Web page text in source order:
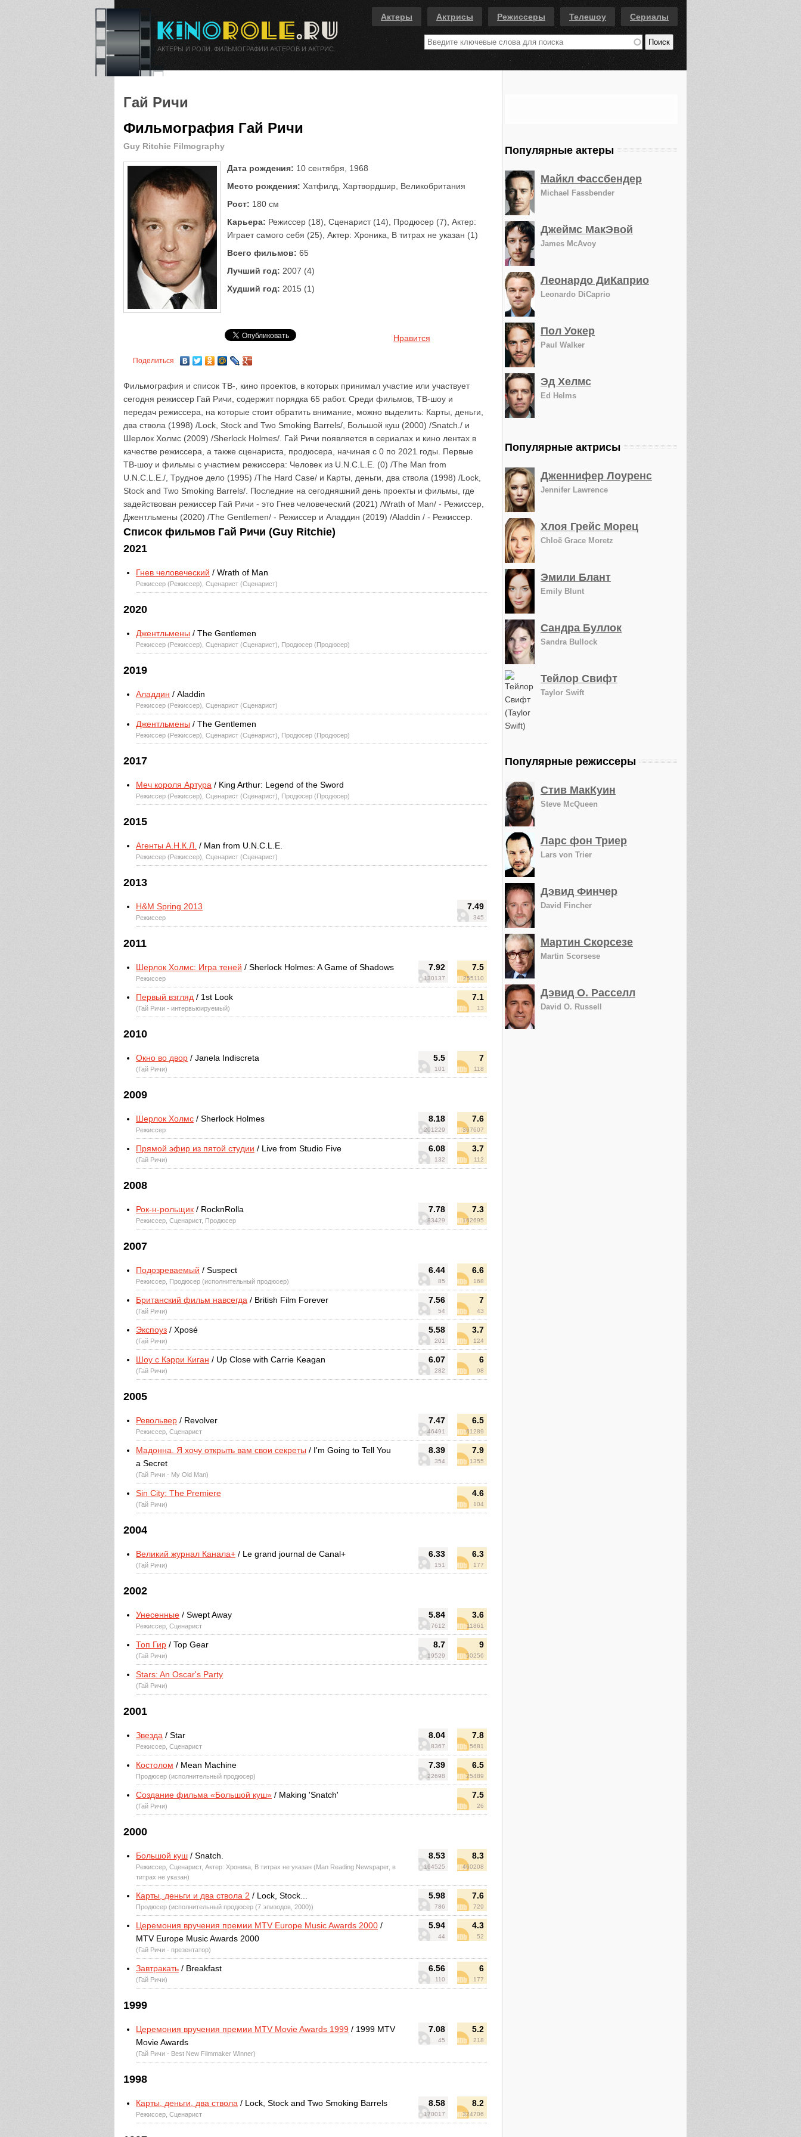
Актеры Актрисы Режиссеры Телешоу Сериалы
Гай Ричи
Фильмография Гай Ричи
Guy Ritchie Filmography
Дата рождения: 10 сентября, 1968
Место рождения: Хатфилд, Хартвордшир, Великобритания
Рост: 180 см
Карьера: Режиссер (18), Сценарист (14), Продюсер (7), Актер:
Играет самого себя (25), Актер: Хроника, В титрах не указан (1)
Всего фильмов: 65
Лучший год: 2007 (4)
Худший год: 2015 (1)
Нравится
Поделиться
Фильмография и список ТВ-, кино проектов, в которых принимал участие или участвует
сегодня режиссер Гай Ричи, содержит порядка 65 работ. Среди фильмов, ТВ-шоу и
передач режиссера, на которые стоит обратить внимание, можно выделить: Карты, деньги,
два ствола (1998) /Lock, Stock and Two Smoking Barrels/, Большой куш (2000) /Snatch./ и
Шерлок Холмс (2009) /Sherlock Holmes/. Гай Ричи появляется в сериалах и кино лентах в
качестве режиссера, а также сценариста, продюсера, начиная с 0 по 2021 годы. Первые
ТВ-шоу и фильмы с участием режиссера: Человек из U.N.C.L.E. (0) /The Man from
U.N.C.L.E./, Трудное дело (1995) /The Hard Case/ и Карты, деньги, два ствола (1998) /Lock,
Stock and Two Smoking Barrels/. Последние на сегодняшний день проекты и фильмы, где
задействован режиссер Гай Ричи - это Гнев человеческий (2021) /Wrath of Man/ - Режиссер,
Джентльмены (2020) /The Gentlemen/ - Режиссер и Аладдин (2019) /Aladdin / - Режиссер.
Список фильмов Гай Ричи (Guy Ritchie)
2021
Гнев человеческий / Wrath of Man
Режиссер (Режиссер), Сценарист (Сценарист)
2020
Джентльмены / The Gentlemen
Режиссер (Режиссер), Сценарист (Сценарист), Продюсер (Продюсер)
2019
Аладдин / Aladdin
Режиссер (Режиссер), Сценарист (Сценарист)
Джентльмены / The Gentlemen
Режиссер (Режиссер), Сценарист (Сценарист), Продюсер (Продюсер)
2017
Меч короля Артура / King Arthur: Legend of the Sword
Режиссер (Режиссер), Сценарист (Сценарист), Продюсер (Продюсер)
2015
Агенты А.Н.К.Л. / Man from U.N.C.L.E.
Режиссер (Режиссер), Сценарист (Сценарист)
2013
7.49
345
H&M Spring 2013
Режиссер
2011
7.92
130137
7.5
255110
Шерлок Холмс: Игра теней / Sherlock Holmes: A Game of Shadows
Режиссер
7.1
13
Первый взгляд / 1st Look
(Гай Ричи - интервьюируемый)
2010
5.5
101
7
118
Окно во двор / Janela Indiscreta
(Гай Ричи)
2009
8.18
201229
7.6
367607
Шерлок Холмс / Sherlock Holmes
Режиссер
6.08
132
3.7
112
Прямой эфир из пятой студии / Live from Studio Five
(Гай Ричи)
2008
7.78
83429
7.3
162695
Рок-н-рольщик / RocknRolla
Режиссер, Сценарист, Продюсер
2007
6.44
85
6.6
168
Подозреваемый / Suspect
Режиссер, Продюсер (исполнительный продюсер)
7.56
54
7
43
Британский фильм навсегда / British Film Forever
(Гай Ричи)
5.58
201
3.7
124
Экспоуз / Xposé
(Гай Ричи)
6.07
282
6
98
Шоу с Кэрри Киган / Up Close with Carrie Keagan
(Гай Ричи)
2005
7.47
46491
6.5
61289
Револьвер / Revolver
Режиссер, Сценарист
8.39
354
7.9
1355
Мадонна. Я хочу открыть вам свои секреты / I'm Going to Tell You
a Secret
(Гай Ричи - My Old Man)
4.6
104
Sin City: The Premiere
(Гай Ричи)
2004
6.33
151
6.3
177
Великий журнал Канала+ / Le grand journal de Canal+
(Гай Ричи)
2002
5.84
7612
3.6
11861
Унесенные / Swept Away
Режиссер, Сценарист
8.7
19529
9
50256
Топ Гир / Top Gear
(Гай Ричи)
Stars: An Oscar's Party
(Гай Ричи)
2001
8.04
8367
7.8
5681
Звезда / Star
Режиссер, Сценарист
7.39
22698
6.5
25489
Костолом / Mean Machine
Продюсер (исполнительный продюсер)
7.5
26
Создание фильма «Большой куш» / Making 'Snatch'
(Гай Ричи)
2000
8.53
164525
8.3
460208
Большой куш / Snatch.
Режиссер, Сценарист, Актер: Хроника, В титрах не указан (Man Reading Newspaper, в
титрах не указан)
5.98
786
7.6
729
Карты, деньги и два ствола 2 / Lock, Stock...
Продюсер (исполнительный продюсер (7 эпизодов, 2000))
5.94
44
4.3
52
Церемония вручения премии MTV Europe Music Awards 2000 /
MTV Europe Music Awards 2000
(Гай Ричи - презентатор)
6.56
110
6
177
Завтракать / Breakfast
(Гай Ричи)
1999
7.08
45
5.2
218
Церемония вручения премии MTV Movie Awards 1999 / 1999 MTV
Movie Awards
(Гай Ричи - Best New Filmmaker Winner)
1998
8.58
170017
8.2
324706
Карты, деньги, два ствола / Lock, Stock and Two Smoking Barrels
Режиссер, Сценарист
Популярные актеры
Майкл Фассбендер
Michael Fassbender
Джеймс МакЭвой
James McAvoy
Леонардо ДиКаприо
Leonardo DiCaprio
Пол Уокер
Paul Walker
Эд Хелмс
Ed Helms
Популярные актрисы
Дженнифер Лоуренс
Jennifer Lawrence
Хлоя Грейс Морец
Chloë Grace Moretz
Эмили Блант
Emily Blunt
Сандра Буллок
Sandra Bullock
Тейлор Свифт
Taylor Swift
Популярные режиссеры
Стив МакКуин
Steve McQueen
Ларс фон Триер
Lars von Trier
Дэвид Финчер
David Fincher
Мартин Скорсезе
Martin Scorsese
Дэвид О. Расселл
David O. Russell
АКТЕРЫ И РОЛИ. ФИЛЬМОГРАФИИ АКТЕРОВ И АКТРИС.